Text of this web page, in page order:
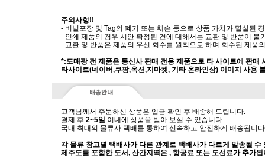
주의사항!!
- 비닐포장 및 Tag의 폐기 또는 훼손 등으로 상품 가치가 멸실된
- 인쇄 제품의 경우 시안 확정된 건에 대해서는 교환 및 반품이 불
- 교환 및 반품은 제품의 우선 회수를 원칙으로 하며 회수된 제품
*:도매팡 전 제품은 통신사 판매 전용 제품으로 타 사이트에 판매
타사이트(네이버,쿠팡,옥션,지마켓, 기타 온라인상) 이미지 사용
고객님께서 주문하신 상품은 입금 확인 후 배송해 드립니다.
결제 후 2~5일 이내에 상품을 받아 보실 수 있습니다.
국내 최대의 물류사 택배를 통하여 신속하고 안전하게 배송됩니
각 물류 창고별 택배사가 다른 관계로 택배사가 다르게 발송될 수
제주도를 포함한 도서, 산간지역은 , 항공료 또는 도선료가 추가됩